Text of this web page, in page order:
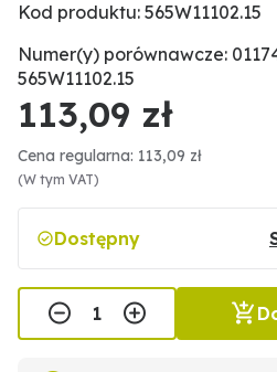
Kod produktu: 565W11102.15
Numer(y) porównawcze:
565W11102.15
113,09 zł
Cena regularna: 113,09 zł
(W tym VAT)
Dostępny